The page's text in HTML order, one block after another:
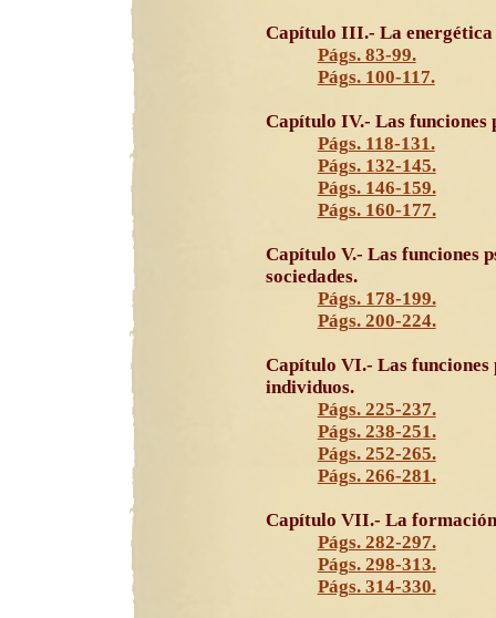
Capítulo III.- La energética
Págs. 83-99.
Págs. 100-117.
Capítulo IV.- Las funciones
Págs. 118-131.
Págs. 132-145.
Págs. 146-159.
Págs. 160-177.
Capítulo V.- Las funciones
sociedades.
Págs. 178-199.
Págs. 200-224.
Capítulo VI.- Las funciones
individuos.
Págs. 225-237.
Págs. 238-251.
Págs. 252-265.
Págs. 266-281.
Capítulo VII.- La
Págs. 282-297.
Págs. 298-313.
Págs. 314-330.